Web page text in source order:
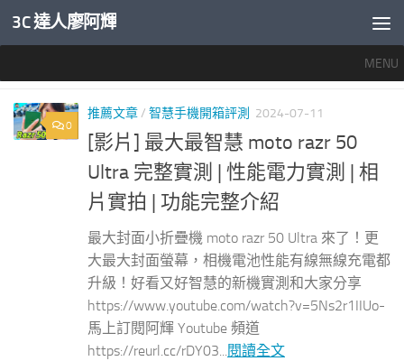
內文下方
3C 達人廖阿輝
MENU
0
推薦文章/ 智慧手機開箱評測 2024-07-11
[影片] 最大最智慧 moto razr 50
Ultra 完整實測 | 性能電力實測 | 相
片實拍 | 功能完整介紹
最大封面小折疊機 moto razr 50 Ultra 來了！更
大最大封面螢幕，相機電池性能有線無線充電都
升級！好看又好智慧的新機實測和大家分享
https://www.youtube.com/watch?v=5Ns2r1IIUo-
馬上訂閱阿輝 Youtube 頻道
https://reurl.cc/rDY03...閱讀全文